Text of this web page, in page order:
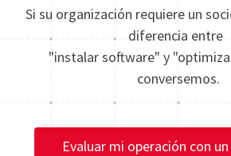
Si su organización requiere un
diferencia entre
"instalar software" y
conversemos.
Evaluar mi operación con